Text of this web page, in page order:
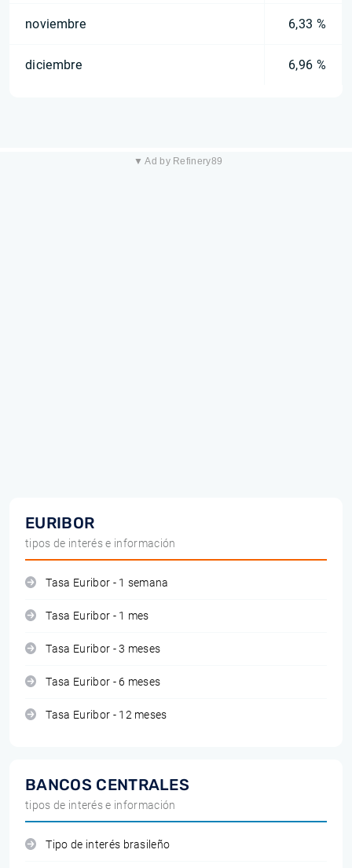
noviembre 6,33 %
diciembre 6,96 %
▼ Ad by Refinery89
EURIBOR
tipos de interés e información
Tasa Euribor - 1 semana
Tasa Euribor - 1 mes
Tasa Euribor - 3 meses
Tasa Euribor - 6 meses
Tasa Euribor - 12 meses
BANCOS CENTRALES
tipos de interés e información
Tipo de interés brasileño